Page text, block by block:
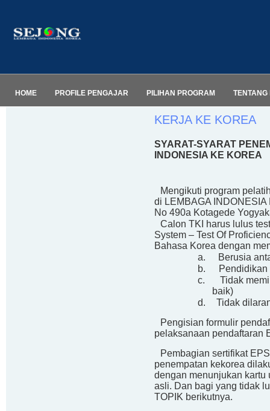
HOME PROFILE PENGAJAR PILIHAN PROGRAM TENTANG
KERJA KE KOREA
SYARAT-SYARAT
INDONESIA KE KOREA
Mengikuti program
di LEMBAGA
No 490a Kotagede
Calon TKI harus lulus
System – Test Of
Bahasa Korea dengan
a. Berusia
b.
c.
Tidak
baik)
d. Tidak
Pengisian formulir
pelaksanaan pendaftaran
Pembagian sertifikat
penempatan kekorea
dengan menunjukan
asli. Dan bagi yang tidak
TOPIK berikutnya.